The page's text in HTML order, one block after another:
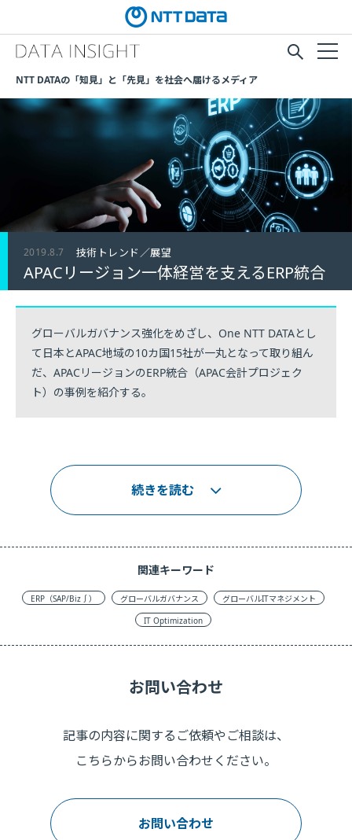
NTT DATAの「知見」と「先見」を社会へ届けるメディア
2019.8.7 技術トレンド／展望
APACリージョン一体経営を支えるERP統合
グローバルガバナンス強化をめざし、One NTT DATAとし
て日本とAPAC地域の10カ国15社が一丸となって取り組ん
だ、APACリージョンのERP統合（APAC会計プロジェク
ト）の事例を紹介する。
続きを読む
関連キーワード
ERP（SAP/Biz∫） グローバルガバナンス
グローバルITマネジメント
IT Optimization
お問い合わせ
記事の内容に関するご依頼やご相談は、
こちらからお問い合わせください。
お問い合わせ